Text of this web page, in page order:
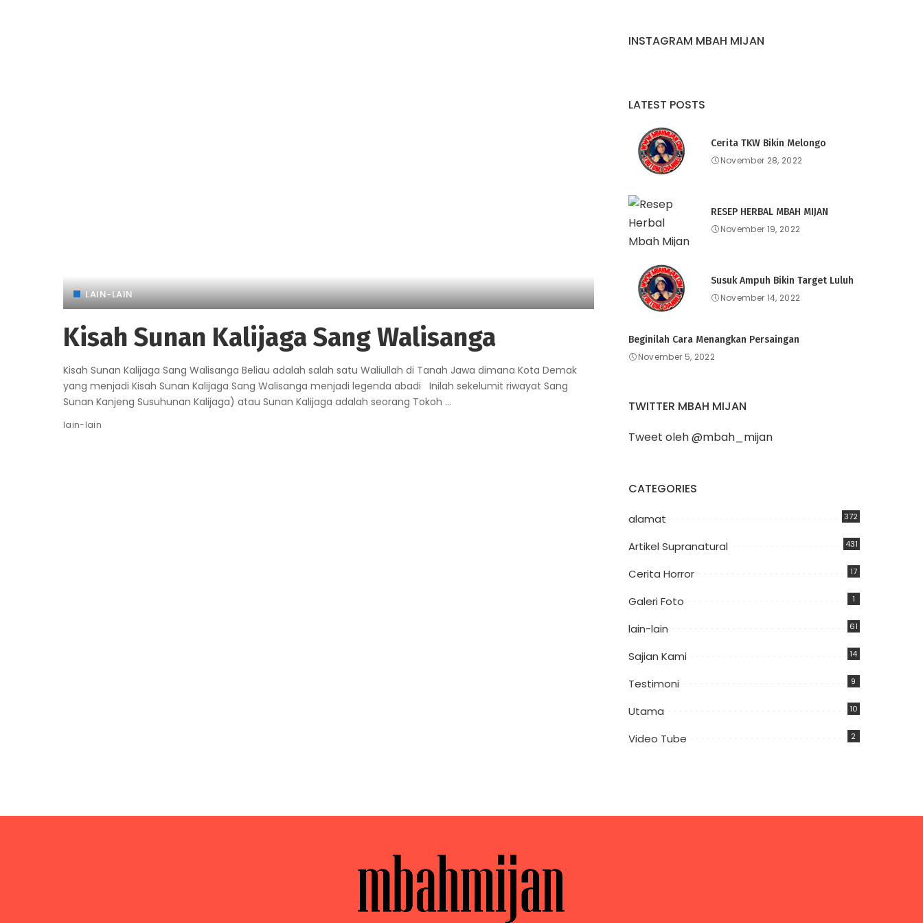
LAIN-LAIN
Kisah Sunan Kalijaga Sang Walisanga
Kisah Sunan Kalijaga Sang Walisanga Beliau adalah salah satu Waliullah di Tanah Jawa dimana Kota Demak
yang menjadi Kisah Sunan Kalijaga Sang Walisanga menjadi legenda abadi Inilah sekelumit riwayat Sang
Sunan Kanjeng Susuhunan Kalijaga) atau Sunan Kalijaga adalah seorang Tokoh ...
lain-lain
INSTAGRAM MBAH MIJAN
LATEST POSTS
Cerita TKW Bikin Melongo
November 28, 2022
RESEP HERBAL MBAH MIJAN
November 19, 2022
Susuk Ampuh Bikin Target Luluh
November 14, 2022
Beginilah Cara Menangkan Persaingan
November 5, 2022
TWITTER MBAH MIJAN
Tweet oleh @mbah_mijan
CATEGORIES
alamat 372
Artikel Supranatural 431
Cerita Horror 17
Galeri Foto 1
lain-lain 61
Sajian Kami 14
Testimoni 9
Utama 10
Video Tube 2